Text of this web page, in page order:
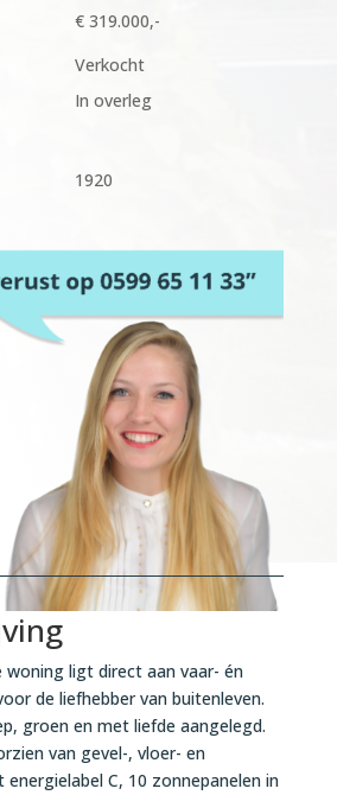
€ 319.000,-
Verkocht
In overleg
1920
woning ligt direct aan vaar- én
de liefhebber van buitenleven.
groen en met liefde aangelegd.
van gevel-, vloer- en
C, 10 zonnepanelen in